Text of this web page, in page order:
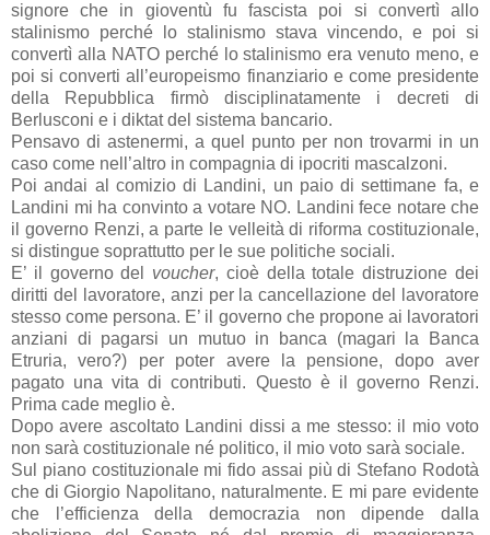
signore che in gioventù fu fascista poi si convertì allo
stalinismo perché lo stalinismo stava vincendo, e poi si
convertì alla NATO perché lo stalinismo era venuto meno, e
poi si converti all’europeismo finanziario e come presidente
della Repubblica firmò disciplinatamente i decreti di
Berlusconi e i diktat del sistema bancario.
Pensavo di astenermi, a quel punto per non trovarmi in un
caso come nell’altro in compagnia di ipocriti mascalzoni.
Poi andai al comizio di Landini, un paio di settimane fa, e
Landini mi ha convinto a votare NO. Landini fece notare che
il governo Renzi, a parte le velleità di riforma costituzionale,
si distingue soprattutto per le sue politiche sociali.
E’ il governo del voucher, cioè della totale distruzione dei
diritti del lavoratore, anzi per la cancellazione del lavoratore
stesso come persona. E’ il governo che propone ai lavoratori
anziani di pagarsi un mutuo in banca (magari la Banca
Etruria, vero?) per poter avere la pensione, dopo aver
pagato una vita di contributi. Questo è il governo Renzi.
Prima cade meglio è.
Dopo avere ascoltato Landini dissi a me stesso: il mio voto
non sarà costituzionale né politico, il mio voto sarà sociale.
Sul piano costituzionale mi fido assai più di Stefano Rodotà
che di Giorgio Napolitano, naturalmente. E mi pare evidente
che l’efficienza della democrazia non dipende dalla